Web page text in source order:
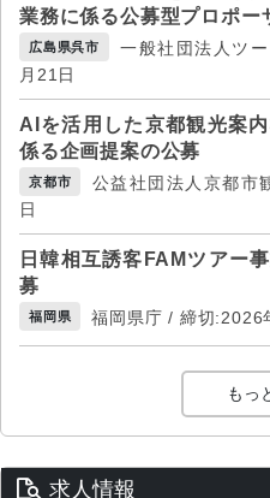
業務に係る公募型プロポー
広島県呉市
一般社団法人ツ
月21日
AIを活用した京都観光案
係る企画提案の公募
京都市
公益社団法人京都市
日
日韓相互誘客FAMツアー
募
福岡県 福岡県庁 / 締切:2026
もっ
求人情報